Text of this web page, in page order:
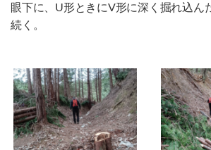
眼下に、U形ときにV形に深く掘れ込ん
続く。